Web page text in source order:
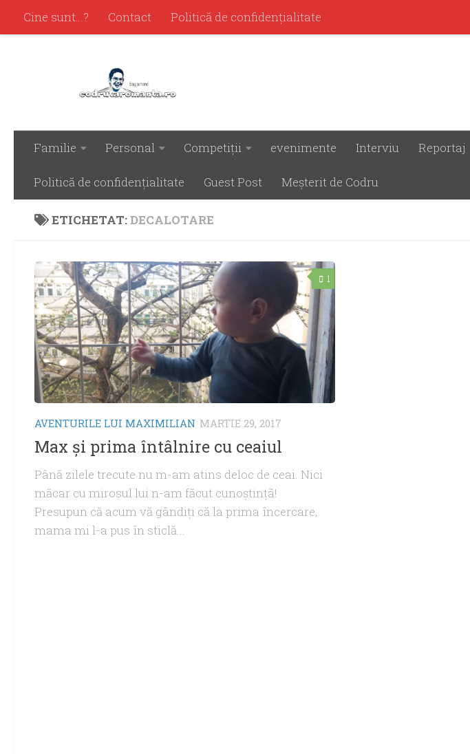
Cine sunt…? Contact Politică de confidenţialitate
Familie Personal Competiţii evenimente Interviu Reportaj
Politică de confidenţialitate Guest Post Meşterit de Codru
ETICHETAT:DECALOTARE
1
AVENTURILE LUI MAXIMILIAN MARTIE 29, 2017
Max şi prima întâlnire cu ceaiul
Până zilele trecute nu m-am atins deloc de ceai. Nici
măcar cu mirosul lui n-am făcut cunoștințã!
Presupun că acum vă gândiţi că la prima încercare,
mama mi l-a pus în sticlă...